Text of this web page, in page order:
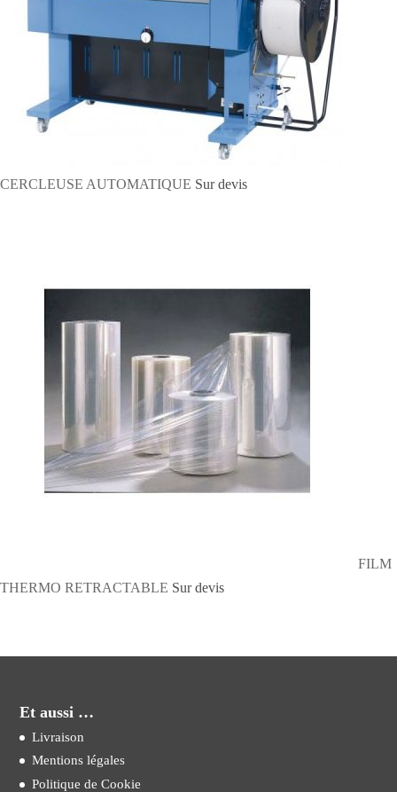
CERCLEUSE AUTOMATIQUE Sur devis
FILM
THERMO RETRACTABLE Sur devis
Et aussi …
Livraison
Mentions légales
Politique de Cookie